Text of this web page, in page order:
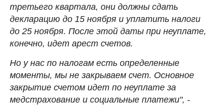
третьего квартала, они должны сдать
декларацию до 15 ноября и уплатить налоги
до 25 ноября. После этой даты при неуплате,
конечно, идет арест счетов.
Но у нас по налогам есть определенные
моменты, мы не закрываем счет. Основное
закрытие счетом идет по неуплате за
медстрахование и социальные платежи", -